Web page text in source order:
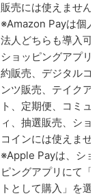
販売には使えません
※Amazon Payは個人
法人どちらも導入可
ショッピングアプリ
約販売、デジタルコ
ンツ販売、テイクア
ト、定期便、コミュ
ィ、抽選販売、ショ
コインには使えませ
※Apple Payは、ショ
ピングアプリにて「
トとして購入」を選